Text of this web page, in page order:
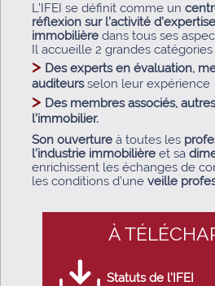
L’IFEI se définit comme un
réflexion sur l’activité
immobilière dans tous ses
Il accueille 2 grandes
> Des experts en évaluation,
auditeursselon leur expérience
> Des membres associés,
l’immobilier.
Son ouvertureà toutes les
l’industrie immobilière et sa
enrichissent les échanges de
les conditions d’uneveille
À
Statuts de l’IFEI